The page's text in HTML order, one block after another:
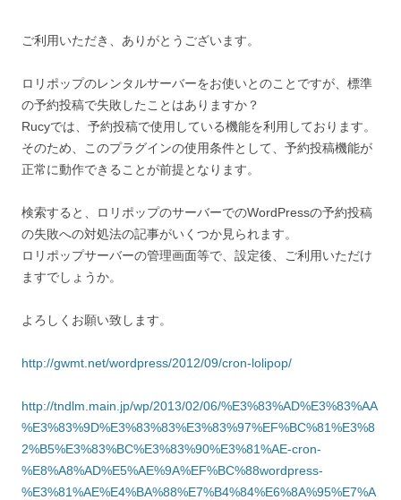
ご利用いただき、ありがとうございます。
ロリポップのレンタルサーバーをお使いとのことですが、標準
の予約投稿で失敗したことはありますか？
Rucyでは、予約投稿で使用している機能を利用しております。
そのため、このプラグインの使用条件として、予約投稿機能が
正常に動作できることが前提となります。
検索すると、ロリポップのサーバーでのWordPressの予約投稿
の失敗への対処法の記事がいくつか見られます。
ロリポップサーバーの管理画面等で、設定後、ご利用いただけ
ますでしょうか。
よろしくお願い致します。
http://gwmt.net/wordpress/2012/09/cron-lolipop/
http://tndlm.main.jp/wp/2013/02/06/%E3%83%AD%E3%83%AA
%E3%83%9D%E3%83%83%E3%83%97%EF%BC%81%E3%8
2%B5%E3%83%BC%E3%83%90%E3%81%AE-cron-
%E8%A8%AD%E5%AE%9A%EF%BC%88wordpress-
%E3%81%AE%E4%BA%88%E7%B4%84%E6%8A%95%E7%A